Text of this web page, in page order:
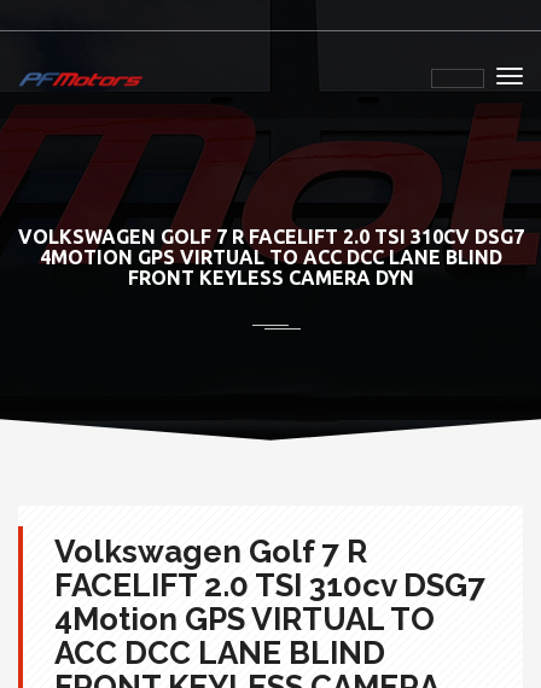
VOLKSWAGEN GOLF 7 R FACELIFT 2.0 TSI 310CV DSG7
4MOTION GPS VIRTUAL TO ACC DCC LANE BLIND
FRONT KEYLESS CAMERA DYN
Volkswagen Golf 7 R
FACELIFT 2.0 TSI 310cv DSG7
4Motion GPS VIRTUAL TO
ACC DCC LANE BLIND